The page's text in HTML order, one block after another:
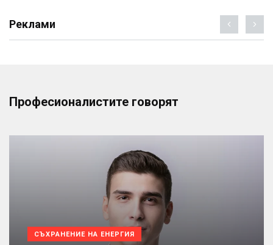
Реклами
Професионалистите говорят
СЪХРАНЕНИЕ НА ЕНЕРГИЯ